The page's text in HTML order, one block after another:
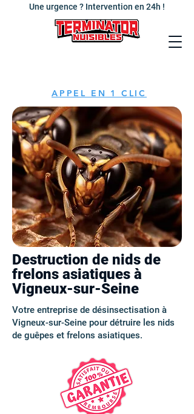
Une urgence ? Intervention en 24h !
APPEL EN 1 CLIC
Destruction de nids de
frelons asiatiques à
Vigneux-sur-Seine
Votre entreprise de désinsectisation à
Vigneux-sur-Seine pour détruire les nids
de guêpes et frelons asiatiques.